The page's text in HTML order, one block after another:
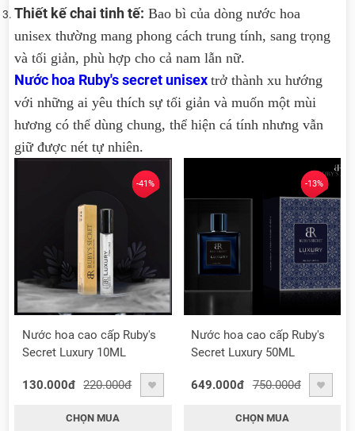
Thiết kế chai tinh tế: Bao bì của dòng nước hoa
unisex thường mang phong cách trung tính, sang trọng
và tối giản, phù hợp cho cả nam lẫn nữ.
Nước hoa Ruby's secret unisex trở thành xu hướng
với những ai yêu thích sự tối giản và muốn một mùi
hương có thể dùng chung, thể hiện cá tính nhưng vẫn
giữ được nét tự nhiên.
-41%
Nước hoa cao cấp Ruby's
Secret Luxury 10ML
130.000đ 220.000đ
CHỌN MUA
-13%
Nước hoa cao cấp Ruby's
Secret Luxury 50ML
649.000đ 750.000đ
CHỌN MUA